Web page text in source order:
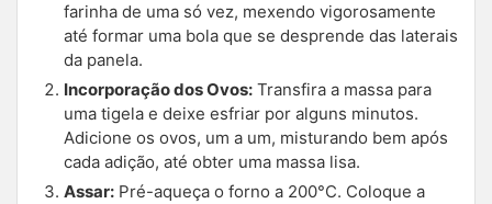
farinha de uma só vez, mexendo vigorosamente
até formar uma bola que se desprende das laterais
da panela.
Incorporação dos Ovos: Transfira a massa para
uma tigela e deixe esfriar por alguns minutos.
Adicione os ovos, um a um, misturando bem após
cada adição, até obter uma massa lisa.
Assar: Pré-aqueça o forno a 200°C. Coloque a